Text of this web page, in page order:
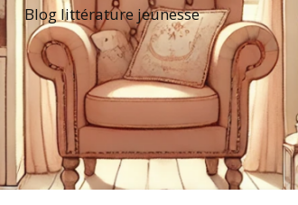
Blog littérature jeunesse